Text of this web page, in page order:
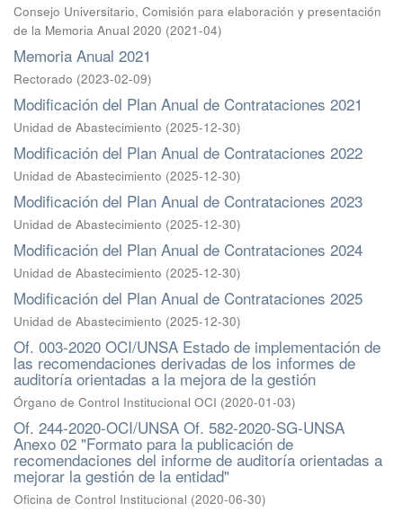
Consejo Universitario, Comisión para elaboración y presentación
de la Memoria Anual 2020 (2021-04)
Memoria Anual 2021
Rectorado (2023-02-09)
Modificación del Plan Anual de Contrataciones 2021
Unidad de Abastecimiento (2025-12-30)
Modificación del Plan Anual de Contrataciones 2022
Unidad de Abastecimiento (2025-12-30)
Modificación del Plan Anual de Contrataciones 2023
Unidad de Abastecimiento (2025-12-30)
Modificación del Plan Anual de Contrataciones 2024
Unidad de Abastecimiento (2025-12-30)
Modificación del Plan Anual de Contrataciones 2025
Unidad de Abastecimiento (2025-12-30)
Of. 003-2020 OCI/UNSA Estado de implementación de
las recomendaciones derivadas de los informes de
auditoría orientadas a la mejora de la gestión
Órgano de Control Institucional OCI (2020-01-03)
Of. 244-2020-OCI/UNSA Of. 582-2020-SG-UNSA
Anexo 02 "Formato para la publicación de
recomendaciones del informe de auditoría orientadas a
mejorar la gestión de la entidad"
Oficina de Control Institucional (2020-06-30)